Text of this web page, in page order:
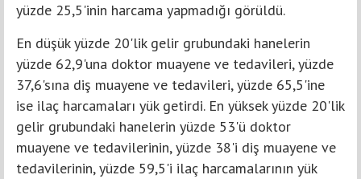
yüzde 25,5'inin harcama yapmadığı görüldü.
En düşük yüzde 20'lik gelir grubundaki hanelerin
yüzde 62,9'una doktor muayene ve tedavileri, yüzde
37,6'sına diş muayene ve tedavileri, yüzde 65,5'ine
ise ilaç harcamaları yük getirdi. En yüksek yüzde 20'lik
gelir grubundaki hanelerin yüzde 53'ü doktor
muayene ve tedavilerinin, yüzde 38'i diş muayene ve
tedavilerinin, yüzde 59,5'i ilaç harcamalarının yük